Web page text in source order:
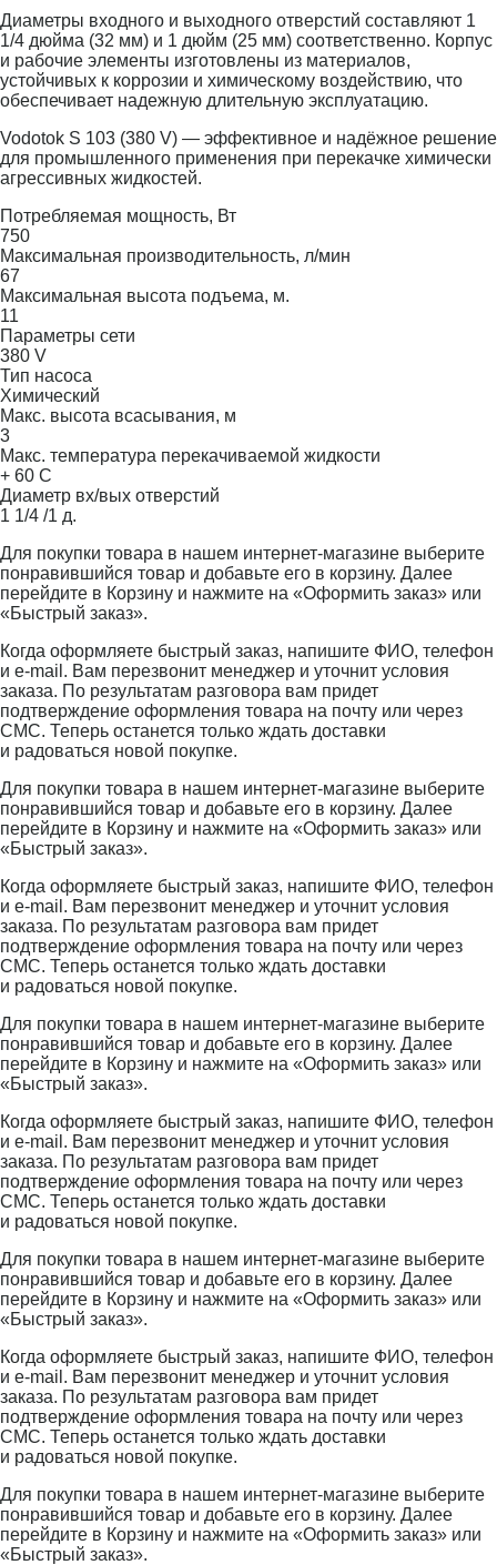
Диаметры входного и выходного отверстий составляют 1
1/4 дюйма (32 мм) и 1 дюйм (25 мм) соответственно. Корпус
и рабочие элементы изготовлены из материалов,
устойчивых к коррозии и химическому воздействию, что
обеспечивает надежную длительную эксплуатацию.
Vodotok S 103 (380 V) — эффективное и надёжное решение
для промышленного применения при перекачке химически
агрессивных жидкостей.
Потребляемая мощность, Вт
750
Максимальная производительность, л/мин
67
Максимальная высота подъема, м.
11
Параметры сети
380 V
Тип насоса
Химический
Макс. высота всасывания, м
3
Макс. температура перекачиваемой жидкости
+ 60 С
Диаметр вх/вых отверстий
1 1/4 /1 д.
Для покупки товара в нашем интернет-магазине выберите
понравившийся товар и добавьте его в корзину. Далее
перейдите в Корзину и нажмите на «Оформить заказ» или
«Быстрый заказ».
Когда оформляете быстрый заказ, напишите ФИО, телефон
и e-mail. Вам перезвонит менеджер и уточнит условия
заказа. По результатам разговора вам придет
подтверждение оформления товара на почту или через
СМС. Теперь останется только ждать доставки
и радоваться новой покупке.
Для покупки товара в нашем интернет-магазине выберите
понравившийся товар и добавьте его в корзину. Далее
перейдите в Корзину и нажмите на «Оформить заказ» или
«Быстрый заказ».
Когда оформляете быстрый заказ, напишите ФИО, телефон
и e-mail. Вам перезвонит менеджер и уточнит условия
заказа. По результатам разговора вам придет
подтверждение оформления товара на почту или через
СМС. Теперь останется только ждать доставки
и радоваться новой покупке.
Для покупки товара в нашем интернет-магазине выберите
понравившийся товар и добавьте его в корзину. Далее
перейдите в Корзину и нажмите на «Оформить заказ» или
«Быстрый заказ».
Когда оформляете быстрый заказ, напишите ФИО, телефон
и e-mail. Вам перезвонит менеджер и уточнит условия
заказа. По результатам разговора вам придет
подтверждение оформления товара на почту или через
СМС. Теперь останется только ждать доставки
и радоваться новой покупке.
Для покупки товара в нашем интернет-магазине выберите
понравившийся товар и добавьте его в корзину. Далее
перейдите в Корзину и нажмите на «Оформить заказ» или
«Быстрый заказ».
Когда оформляете быстрый заказ, напишите ФИО, телефон
и e-mail. Вам перезвонит менеджер и уточнит условия
заказа. По результатам разговора вам придет
подтверждение оформления товара на почту или через
СМС. Теперь останется только ждать доставки
и радоваться новой покупке.
Для покупки товара в нашем интернет-магазине выберите
понравившийся товар и добавьте его в корзину. Далее
перейдите в Корзину и нажмите на «Оформить заказ» или
«Быстрый заказ».